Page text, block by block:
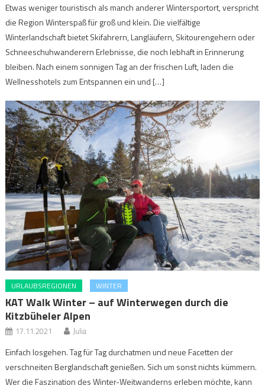
Etwas weniger touristisch als manch anderer Wintersportort, verspricht
die Region Winterspaß für groß und klein. Die vielfältige
Winterlandschaft bietet Skifahrern, Langläufern, Skitourengehern oder
Schneeschuhwanderern Erlebnisse, die noch lebhaft in Erinnerung
bleiben. Nach einem sonnigen Tag an der frischen Luft, laden die
Wellnesshotels zum Entspannen ein und […]
URLAUBSREGIONEN WINTER
KAT Walk Winter – auf Winterwegen durch die
Kitzbüheler Alpen
17.11.2021 Julia
Einfach losgehen. Tag für Tag durchatmen und neue Facetten der
verschneiten Berglandschaft genießen. Sich um sonst nichts kümmern.
Wer die Faszination des Winter-Weitwanderns erleben möchte, kann